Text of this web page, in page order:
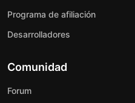
Programa de afiliación
Desarrolladores
Comunidad
Forum